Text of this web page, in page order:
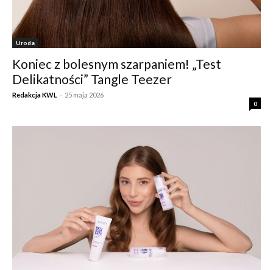
Uroda
Koniec z bolesnym szarpaniem! „Test
Delikatności” Tangle Teezer
Redakcja KWL - 25 maja 2026
0